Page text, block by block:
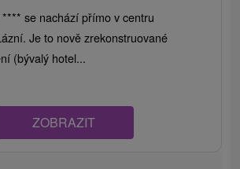
se nachází přímo v centru
Je to nově zrekonstruované
(bývalý hotel...
ZOBRAZIT